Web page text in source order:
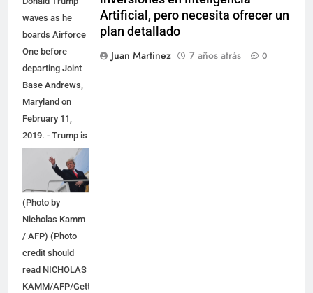
waves as he
boards Airforce
One before
departing Joint
Base Andrews,
Maryland on
February 11,
2019. - Trump is
Paso, Texas for
a political rally.
(Photo by
Nicholas Kamm
/ AFP) (Photo
credit should
read NICHOLAS
KAMM/AFP/Getty
Artificial, pero necesita ofrecer un
plan detallado
Juan Martinez
7 años atrás 0